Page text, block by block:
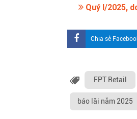
Quý I/2025,
Chia sẻ
FPT Retail
báo lãi năm 2025